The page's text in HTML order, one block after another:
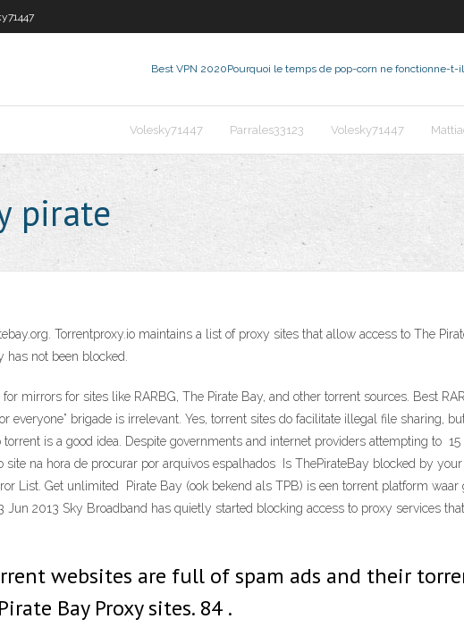
Best VPN 2020Pourquoi le temps de pop-corn ne fonctionne-t-
Volesky71447 Parrales33123 Volesky71447
pirate
Torrentproxy.io maintains a list of proxy sites that allow access to The
not been blocked.
mirrors for sites like RARBG, The Pirate Bay, and other torrent sources. Best
everyone” brigade is irrelevant. Yes, torrent sites do facilitate illegal file
is a good idea. Despite governments and internet providers attempting to
site na hora de procurar por arquivos espalhados Is ThePirateBay blocked by
List. Get unlimited Pirate Bay (ook bekend als TPB) is een torrent platform
2013 Sky Broadband has quietly started blocking access to proxy services
websites are full of spam ads and their
Bay Proxy sites. 84 .